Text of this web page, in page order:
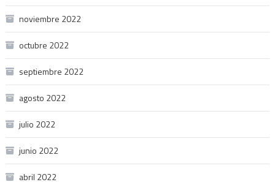
noviembre 2022
octubre 2022
septiembre 2022
agosto 2022
julio 2022
junio 2022
abril 2022